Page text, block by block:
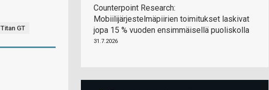
Titan GT
Counterpoint Research:
Mobiilijärjestelmäpiirien toimitukset laskivat
jopa 15 % vuoden ensimmäisellä puoliskolla
31.7.2026